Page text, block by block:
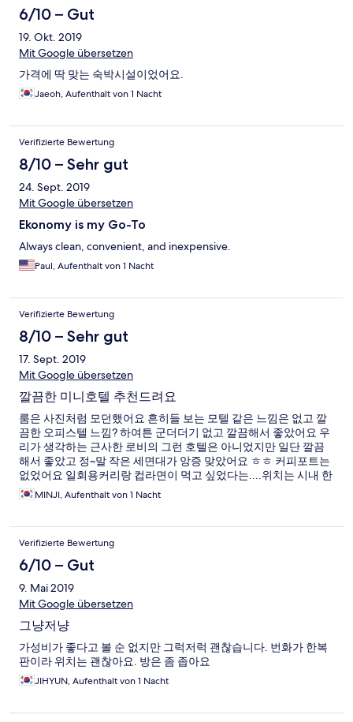
6/10 – Gut
19. Okt. 2019
Mit Google übersetzen
가격에 딱 맞는 숙박시설이었어요.
Jaeoh, Aufenthalt von 1 Nacht
Verifizierte Bewertung
8/10 – Sehr gut
24. Sept. 2019
Mit Google übersetzen
Ekonomy is my Go-To
Always clean, convenient, and inexpensive.
Paul, Aufenthalt von 1 Nacht
Verifizierte Bewertung
8/10 – Sehr gut
17. Sept. 2019
Mit Google übersetzen
깔끔한 미니호텔 추천드려요
룸은 사진처럼 모던했어요 흔히들 보는 모텔 같은 느낌은 없고 깔
끔한 오피스텔 느낌? 하여튼 군더더기 없고 깔끔해서 좋았어요 우
리가 생각하는 근사한 로비의 그런 호텔은 아니었지만 일단 깔끔
해서 좋았고 정~말 작은 세면대가 앙증 맞았어요 ㅎㅎ 커피포트는
없었어요 일회용커리랑 컵라면이 먹고 싶었다는....위치는 시내 한
가운데 인가봐요 문열고 나가면 먹을데가 천지 더라구요 담에 또
갈려구요
MINJI, Aufenthalt von 1 Nacht
Verifizierte Bewertung
6/10 – Gut
9. Mai 2019
Mit Google übersetzen
그냥저냥
가성비가 좋다고 볼 순 없지만 그럭저럭 괜찮습니다. 번화가 한복
판이라 위치는 괜찮아요. 방은 좀 좁아요
JIHYUN, Aufenthalt von 1 Nacht